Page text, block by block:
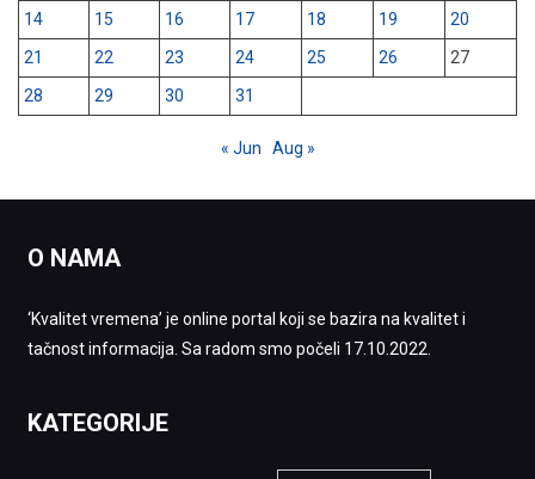
14
15 16 17 18 19
20
21
22 23 24 25 26
27
28
29 30 31
« Jun Aug »
O NAMA
‘Kvalitet vremena’ je online portal koji se bazira na kvalitet i
tačnost informacija. Sa radom smo počeli 17.10.2022.
KATEGORIJE